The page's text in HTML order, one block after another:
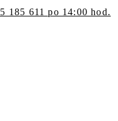
185 611 po 14:00 hod.